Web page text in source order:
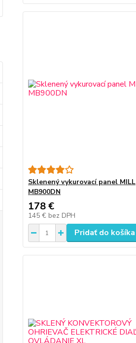
Sklenený vykurovací panel MILL
MB900DN
178 €
145 € bez DPH
Pridať do košíka